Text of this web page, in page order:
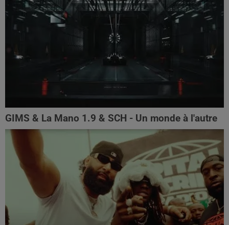
GIMS & La Mano 1.9 & SCH - Un monde à l'autre